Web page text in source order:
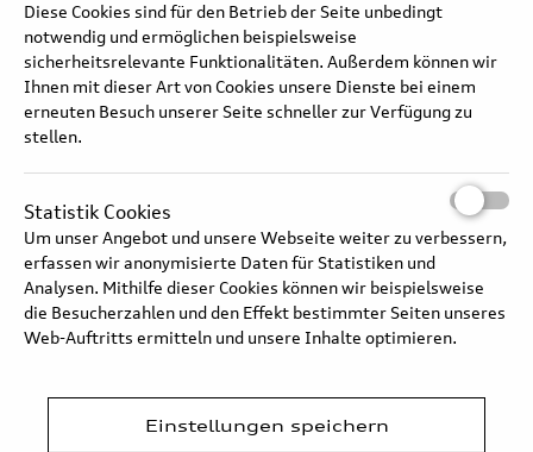
Audi S6 e-tron –
Interieurtechnologien
Audi Q3 SUV – Interieur und
Bedienkonzept
Audi Q3 SUV –
Diese Cookies sind für den Betrieb der Seite unbedingt
notwendig und ermöglichen beispielsweise
sicherheitsrelevante Funktionalitäten. Außerdem können wir
Ihnen mit dieser Art von Cookies unsere Dienste bei einem
erneuten Besuch unserer Seite schneller zur Verfügung zu
stellen.
Statistik Cookies
Um unser Angebot und unsere Webseite weiter zu verbessern,
erfassen wir anonymisierte Daten für Statistiken und
Analysen. Mithilfe dieser Cookies können wir beispielsweise
die Besucherzahlen und den Effekt bestimmter Seiten unseres
Web-Auftritts ermitteln und unsere Inhalte optimieren.
Einstellungen speichern